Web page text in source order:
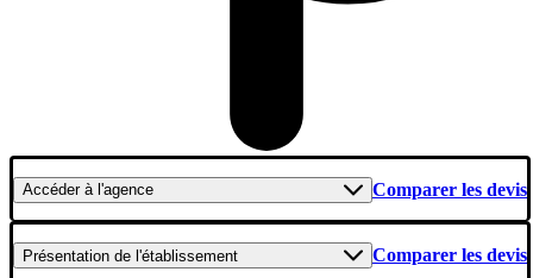
Accéderà l'agence Comparer les devis
Présentation de l'établissement Comparer les devis